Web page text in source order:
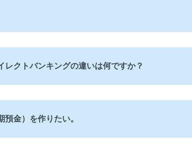
クトバンキングの違いは何ですか？
預金）を作りたい。